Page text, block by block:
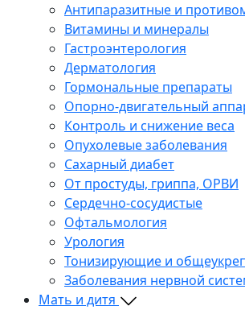
Антипаразитные и
Витамины и минералы
Гастроэнтерология
Дерматология
Гормональные препараты
Опорно-двигательный
Контроль и снижение веса
Опухолевые заболевания
Сахарный диабет
От простуды, гриппа, ОРВИ
Сердечно-сосудистые
Офтальмология
Урология
Тонизирующие и
Заболевания нервной
Мать и дитя